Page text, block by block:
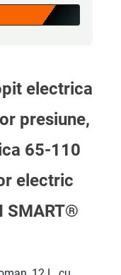
electrica
presiune,
65-110
electric
SMART®